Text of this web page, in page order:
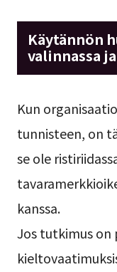
Käytännön
valinnassa
Kun
tunnisteen, on
se ole
kanssa.
Jos tutkimus on